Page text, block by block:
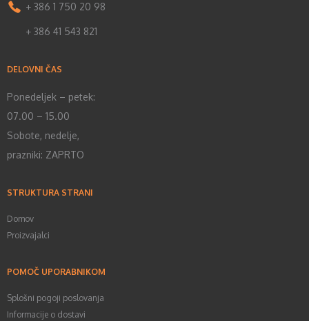
+ 386 1 750 20 98
+ 386 41 543 821
DELOVNI ČAS
Ponedeljek – petek:
07.00 – 15.00
Sobote, nedelje,
prazniki: ZAPRTO
STRUKTURA STRANI
Domov
Proizvajalci
POMOČ UPORABNIKOM
Splošni pogoji poslovanja
Informacije o dostavi